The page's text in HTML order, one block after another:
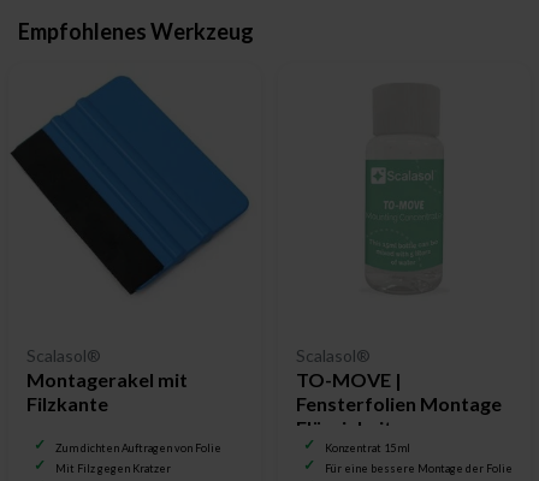
Empfohlenes Werkzeug
Scalasol®
Montagerakel mit
Filzkante
Zum dichten Auftragen von Folie
Mit Filz gegen Kratzer
Scalasol®
TO-MOVE |
Fensterfolien Montage
Flüssigkeit
Konzentrat 15 ml
Für eine bessere Montage der Folie